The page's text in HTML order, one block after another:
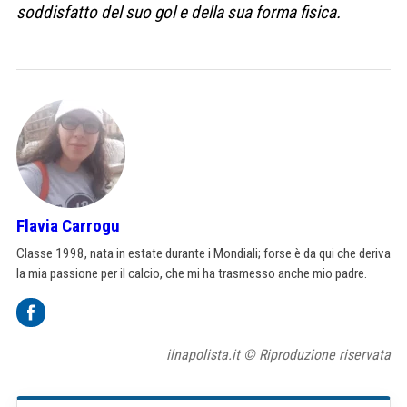
soddisfatto del suo gol e della sua forma fisica.
Flavia Carrogu
Classe 1998, nata in estate durante i Mondiali; forse è da qui che deriva
la mia passione per il calcio, che mi ha trasmesso anche mio padre.
ilnapolista.it © Riproduzione riservata